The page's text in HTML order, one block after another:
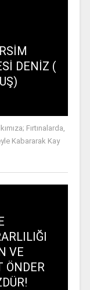
DENİZ (
Fırtınalarda,
Kabararak Kay
VE
ÖNDER